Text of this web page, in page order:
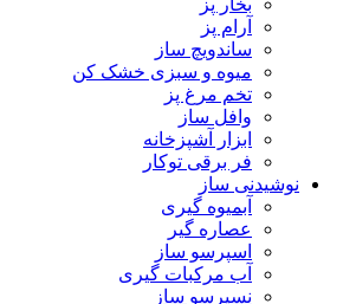
بخار پز
آرام پز
ساندویچ ساز
میوه و سبزی خشک کن
تخم مرغ پز
وافل ساز
ابزار آشپزخانه
فر برقی توکار
نوشیدنی ساز
آبمیوه گیری
عصاره گیر
اسپرسو ساز
آب مرکبات گیری
نسپرسو ساز